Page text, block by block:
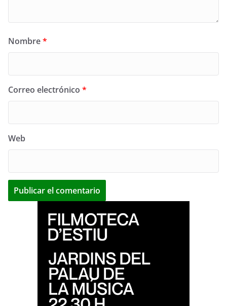
Nombre*
Correo electrónico *
Web